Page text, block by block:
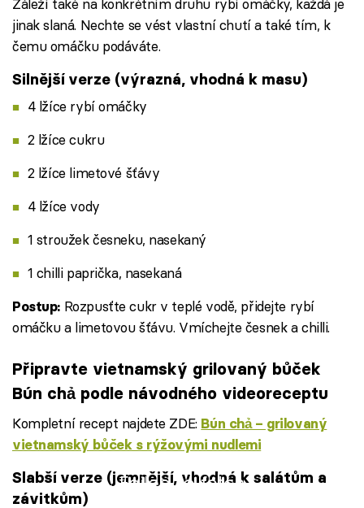
jinak slaná. Nechte se vést vlastní chutí a také tím, k
čemu omáčku podáváte.
Silnější verze (výrazná, vhodná k masu)
4 lžíce rybí omáčky
2 lžíce cukru
2 lžíce limetové šťávy
4 lžíce vody
1 stroužek česneku, nasekaný
1 chilli paprička, nasekaná
Postup: Rozpusťte cukr v teplé vodě, přidejte rybí
omáčku a limetovou šťávu. Vmíchejte česnek a chilli.
Připravte vietnamský grilovaný bůček
Bún chả podle návodného videoreceptu
Kompletní recept najdete ZDE: Bún chả – grilovaný
vietnamský bůček s rýžovými nudlemi
Failed to fetch
Slabší verze (jemnější, vhodná k salátům a
závitkům)